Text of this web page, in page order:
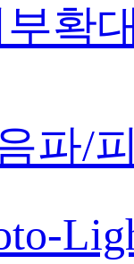
확
파/